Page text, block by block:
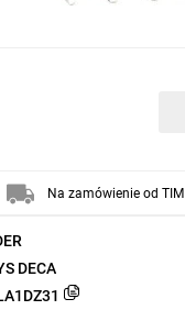
DECA
Na zamówienie od TIM